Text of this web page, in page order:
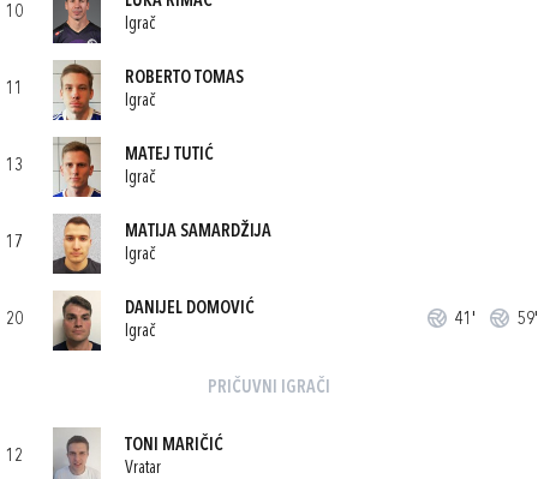
10
Igrač
11
ROBERTO TOMAS
Igrač
13
MATEJ TUTIĆ
Igrač
17
MATIJA SAMARDŽIJA
Igrač
20
DANIJEL DOMOVIĆ
Igrač
41' 59'
PRIČUVNI IGRAČI
12
TONI MARIČIĆ
Vratar